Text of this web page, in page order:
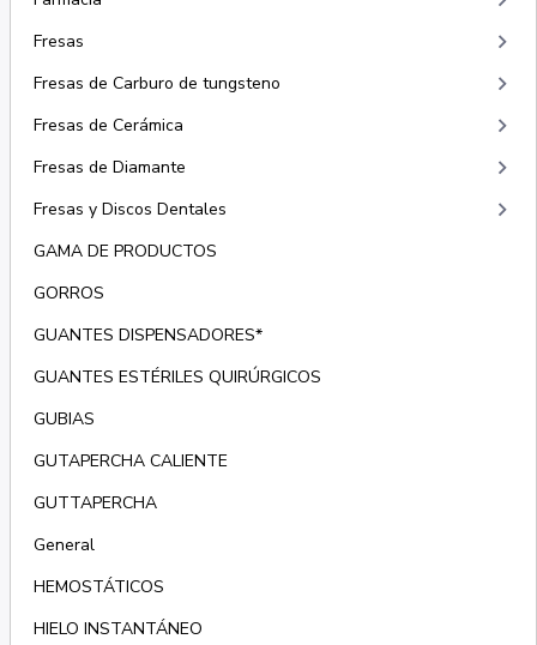
Fresas keyboard_arrow_right
Fresas de Carburo de tungsteno keyboard_arrow_right
Fresas de Cerámica keyboard_arrow_right
Fresas de Diamante keyboard_arrow_right
Fresas y Discos Dentales keyboard_arrow_right
GAMA DE PRODUCTOS
GORROS
GUANTES DISPENSADORES*
GUANTES ESTÉRILES QUIRÚRGICOS
GUBIAS
GUTAPERCHA CALIENTE
GUTTAPERCHA
General
HEMOSTÁTICOS
HIELO INSTANTÁNEO